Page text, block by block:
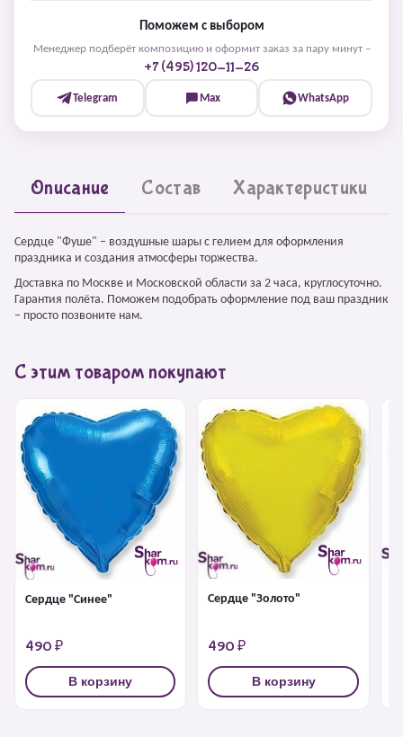
Поможем с выбором
Менеджер подберёт композицию и оформит заказ за пару минут –
+7 (495) 120-11-26
Telegram Max WhatsApp
Описание Состав Характеристики
Сердце "Фуше" – воздушные шары с гелием для оформления
праздника и создания атмосферы торжества.
Доставка по Москве и Московской области за 2 часа, круглосуточно.
Гарантия полёта. Поможем подобрать оформление под ваш праздник
– просто позвоните нам.
С этим товаром покупают
Сердце "Синее"
490 ₽
В корзину
Сердце "Золото"
490 ₽
В корзину